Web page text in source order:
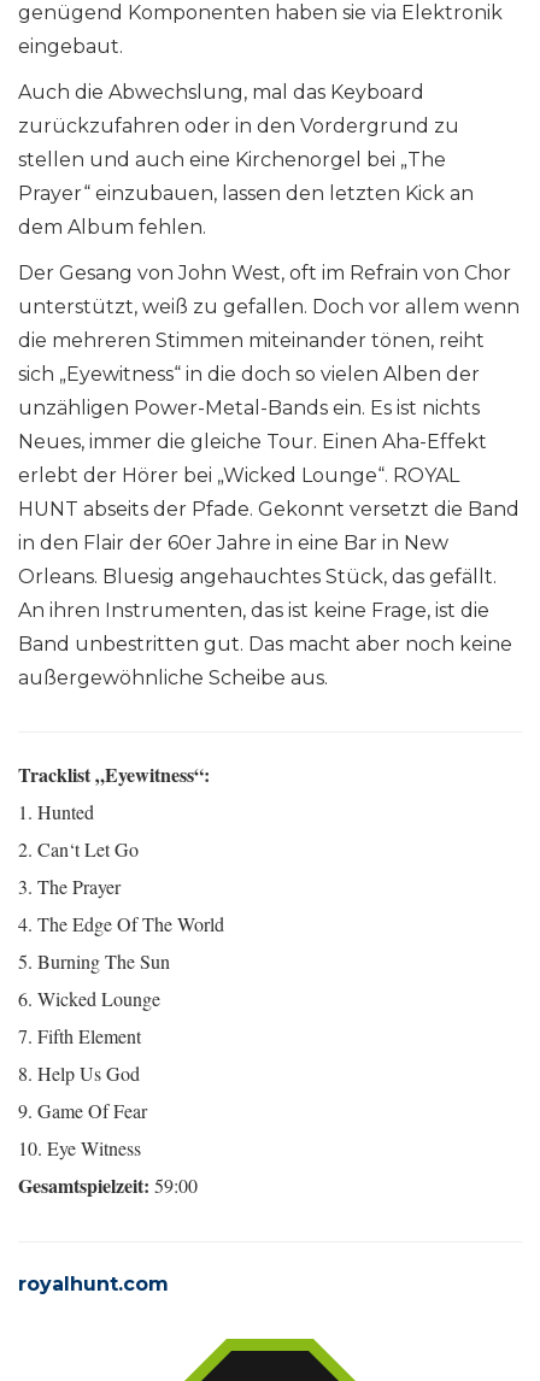
genügend Komponenten haben sie via Elektronik
eingebaut.
Auch die Abwechslung, mal das Keyboard
zurückzufahren oder in den Vordergrund zu
stellen und auch eine Kirchenorgel bei „The
Prayer“ einzubauen, lassen den letzten Kick an
dem Album fehlen.
Der Gesang von John West, oft im Refrain von Chor
unterstützt, weiß zu gefallen. Doch vor allem wenn
die mehreren Stimmen miteinander tönen, reiht
sich „Eyewitness“ in die doch so vielen Alben der
unzähligen Power-Metal-Bands ein. Es ist nichts
Neues, immer die gleiche Tour. Einen Aha-Effekt
erlebt der Hörer bei „Wicked Lounge“. ROYAL
HUNT abseits der Pfade. Gekonnt versetzt die Band
in den Flair der 60er Jahre in eine Bar in New
Orleans. Bluesig angehauchtes Stück, das gefällt.
An ihren Instrumenten, das ist keine Frage, ist die
Band unbestritten gut. Das macht aber noch keine
außergewöhnliche Scheibe aus.
Tracklist „Eyewitness“:
1. Hunted
2. Can‘t Let Go
3. The Prayer
4. The Edge Of The World
5. Burning The Sun
6. Wicked Lounge
7. Fifth Element
8. Help Us God
9. Game Of Fear
10. Eye Witness
Gesamtspielzeit: 59:00
royalhunt.com